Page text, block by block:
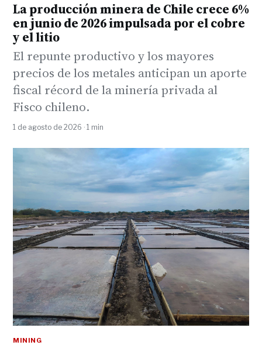
La producción minera de Chile crece 6%
en junio de 2026 impulsada por el cobre
y el litio
El repunte productivo y los mayores
precios de los metales anticipan un aporte
fiscal récord de la minería privada al
Fisco chileno.
1 de agosto de 2026 · 1 min
MINING